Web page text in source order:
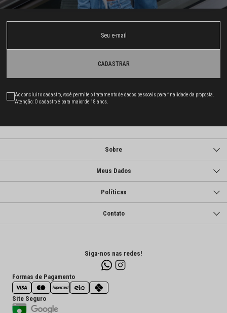
CADASTRAR
Ao concluir o cadastro, você permite o tratamento de dados pessoais para finalidade da proposta.
Atenção: O cadastro é para maior de 18 anos.
Sobre
Meus Dados
Políticas
Contato
Siga-nos nas redes!
Formas de Pagamento
Site Seguro